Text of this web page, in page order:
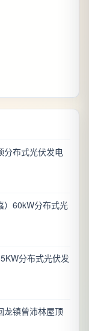
分布式光伏发电
）60kW分布式光
分布式光伏发
龙镇曾沛林屋顶